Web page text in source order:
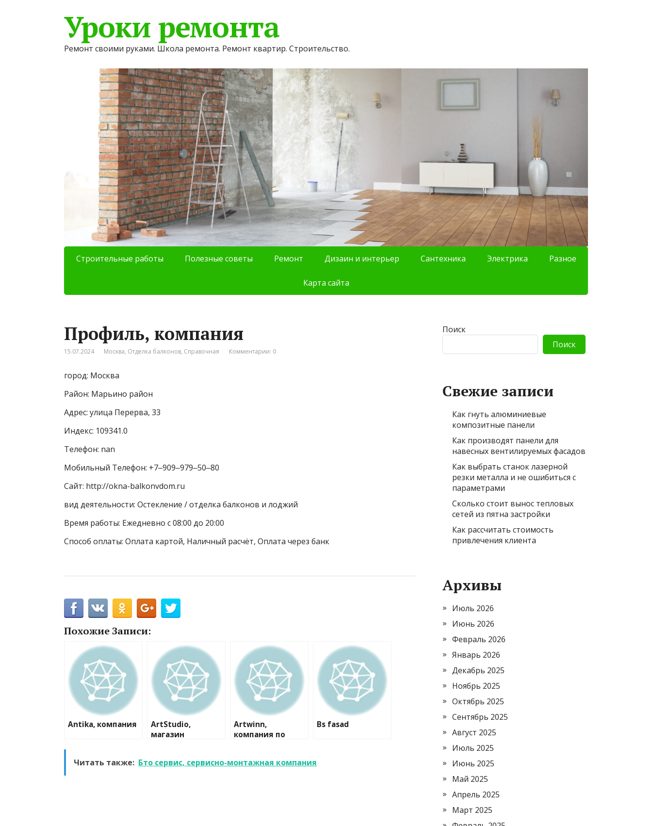
Уроки ремонта
Ремонт своими руками. Школа ремонта. Ремонт квартир. Строительство.
Строительные работы Полезные советы Ремонт Дизаин и интерьер Сантехника Электрика Разное
Карта сайта
Профиль, компания
15.07.2024 Москва, Отделка балконов, Справочная Комментарии: 0
город: Москва
Район: Марьино район
Адрес: улица Перерва, 33
Индекс: 109341.0
Телефон: nan
Мобильный Телефон: +7‒909‒979‒50‒80
Сайт: http://okna-balkonvdom.ru
вид деятельности: Остекление / отделка балконов и лоджий
Время работы: Ежедневно с 08:00 до 20:00
Способ оплаты: Оплата картой, Наличный расчёт, Оплата через банк
Похожие Записи:
Antika, компания
ArtStudio,
магазин
Artwinn,
компания по
деревянных
Bs fasad
Читать также: Бто сервис, сервисно-монтажная компания
Поиск
Поиск
Свежие записи
Как гнуть алюминиевые
композитные панели
Как производят панели для
навесных вентилируемых фасадов
Как выбрать станок лазерной
резки металла и не ошибиться с
параметрами
Сколько стоит вынос тепловых
сетей из пятна застройки
Как рассчитать стоимость
привлечения клиента
Архивы
Июль 2026
Июнь 2026
Февраль 2026
Январь 2026
Декабрь 2025
Ноябрь 2025
Октябрь 2025
Сентябрь 2025
Август 2025
Июль 2025
Июнь 2025
Май 2025
Апрель 2025
Март 2025